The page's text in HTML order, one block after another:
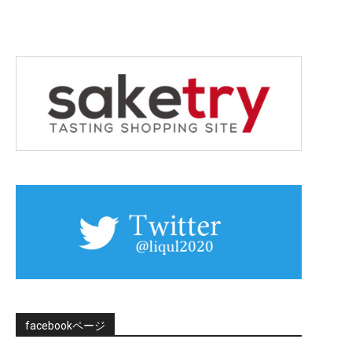
facebookページ